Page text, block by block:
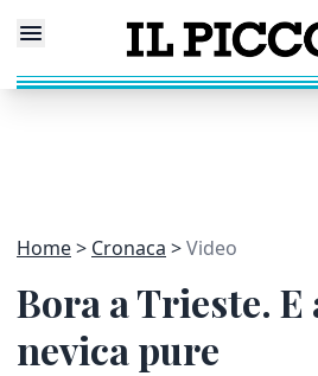
Home Cronaca Video
Bora a Trieste. E
nevica pure